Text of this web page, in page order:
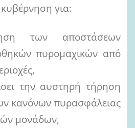
για:
των αποστάσεων
πυρομαχικών από
την αυστηρή τήρηση
κανόνων πυρασφάλειας
μονάδων,